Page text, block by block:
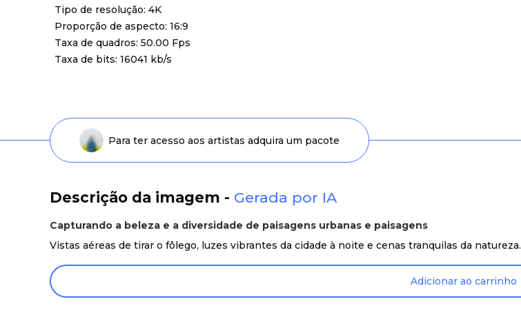
Tipo de resolução: 4K
Proporção de aspecto: 16:9
Taxa de quadros: 50.00 Fps
Taxa de bits: 16041 kb/s
Para ter acesso aos artistas adquira um pacote
Descrição da imagem - Gerada por IA
Capturando a beleza e a diversidade de paisagens urbanas e paisagens
Vistas aéreas de tirar o fôlego, luzes vibrantes da cidade à noite e cenas tranquilas da natureza.
Adicionar ao carrinho